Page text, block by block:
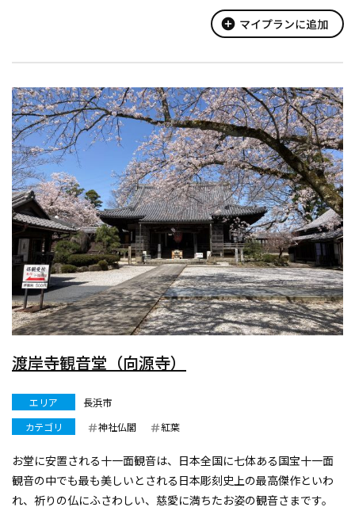
の字形に広がる尾根上の小曲輪と、尾根に挟まれた南斜面中腹に
add_circle マイプランに追加
渡岸寺観音堂（向源寺）
エリア
長浜市
カテゴリ
神社仏閣 紅葉
お堂に安置される十一面観音は、日本全国に七体ある国宝十一面
観音の中でも最も美しいとされる日本彫刻史上の最高傑作といわ
れ、祈りの仏にふさわしい、慈愛に満ちたお姿の観音さまです。